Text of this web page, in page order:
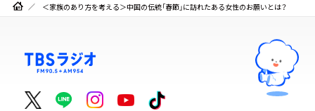
＜家族のあり方を考える＞中国の伝統「春節」に訪れたある女性のお願いとは？